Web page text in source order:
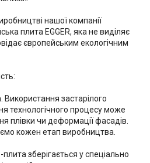
нашої компанії
плита EGGER, яка не виділяє
європейським екологічним
Використання застарілого
технологічного процесу може
плівки чи деформації фасадів.
кожен етап виробництва.
зберігається у спеціально